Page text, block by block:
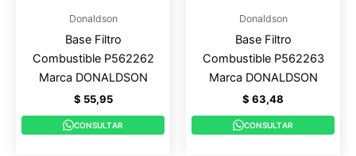
Donaldson
Base Filtro
Combustible P562262
Marca DONALDSON
$ 55,95
CONSULTAR
Donaldson
Base Filtro
Combustible P562263
Marca DONALDSON
$ 63,48
CONSULTAR